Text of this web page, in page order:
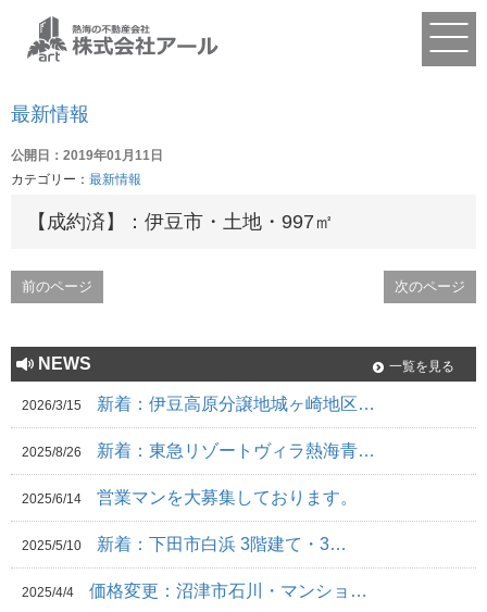
最新情報
公開日：2019年01月11日
カテゴリー： 最新情報
【成約済】：伊豆市・土地・997㎡
前のページ 次のページ
NEWS 一覧を見る
2026/3/15 新着：伊豆高原分譲地城ヶ崎地区…
2025/8/26 新着：東急リゾートヴィラ熱海青…
2025/6/14 営業マンを大募集しております。
2025/5/10 新着：下田市白浜 3階建て・3…
2025/4/4 価格変更：沼津市石川・マンショ…